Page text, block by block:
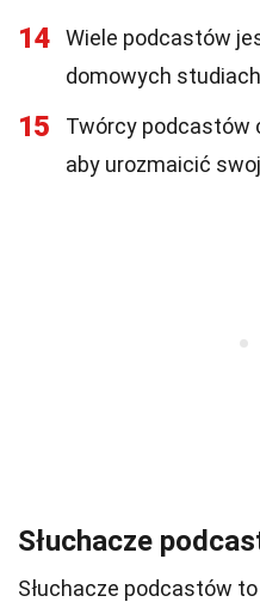
14
Wiele podcastów
domowych
15
Twórcy podcastów
aby urozmaicić
Słuchacze
Słuchacze podcastów